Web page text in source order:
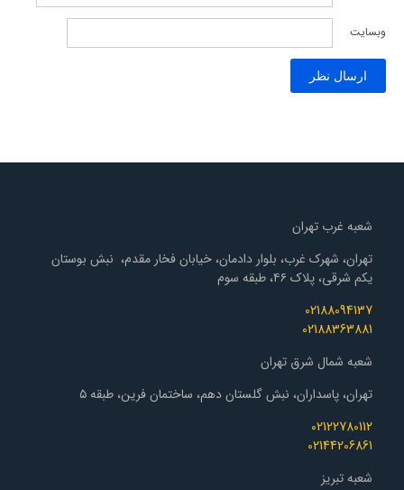
وبسایت
شعبه غرب تهران
تهران، شهرک غرب، بلوار دادمان، خیابان فخار مقدم، نبش بوستان
یکم شرقی، پلاک ۴۶، طبقه سوم
02188094137
02188363881
شعبه شمال شرق تهران
تهران، پاسداران، نبش گلستان دهم، ساختمان فرین، طبقه ۵
02122780112
02144206861
شعبه تبریز